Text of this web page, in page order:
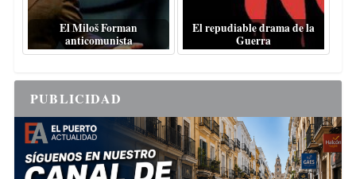
El Miloš Forman
anticomunista
El repudiable drama de la
Guerra
PUBLICIDAD